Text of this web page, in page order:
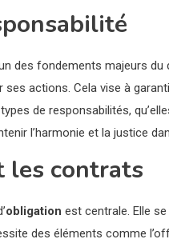
des fondements majeurs
ses actions. Cela vise à
de responsabilités,
l’harmonie et la justice
les contrats
obligation est centrale. Elle
des éléments comme